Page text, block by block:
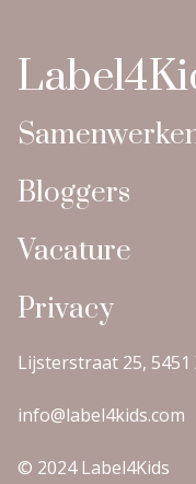
Bloggers
Vacature
Privacy
Lijsterstraat 25, 5451
info@label4kids.com
© 2024 Label4Kids